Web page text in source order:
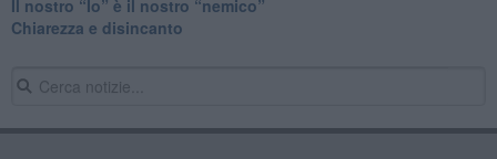
​Il nostro “Io” è il nostro “nemico”
​Chiarezza e disincanto